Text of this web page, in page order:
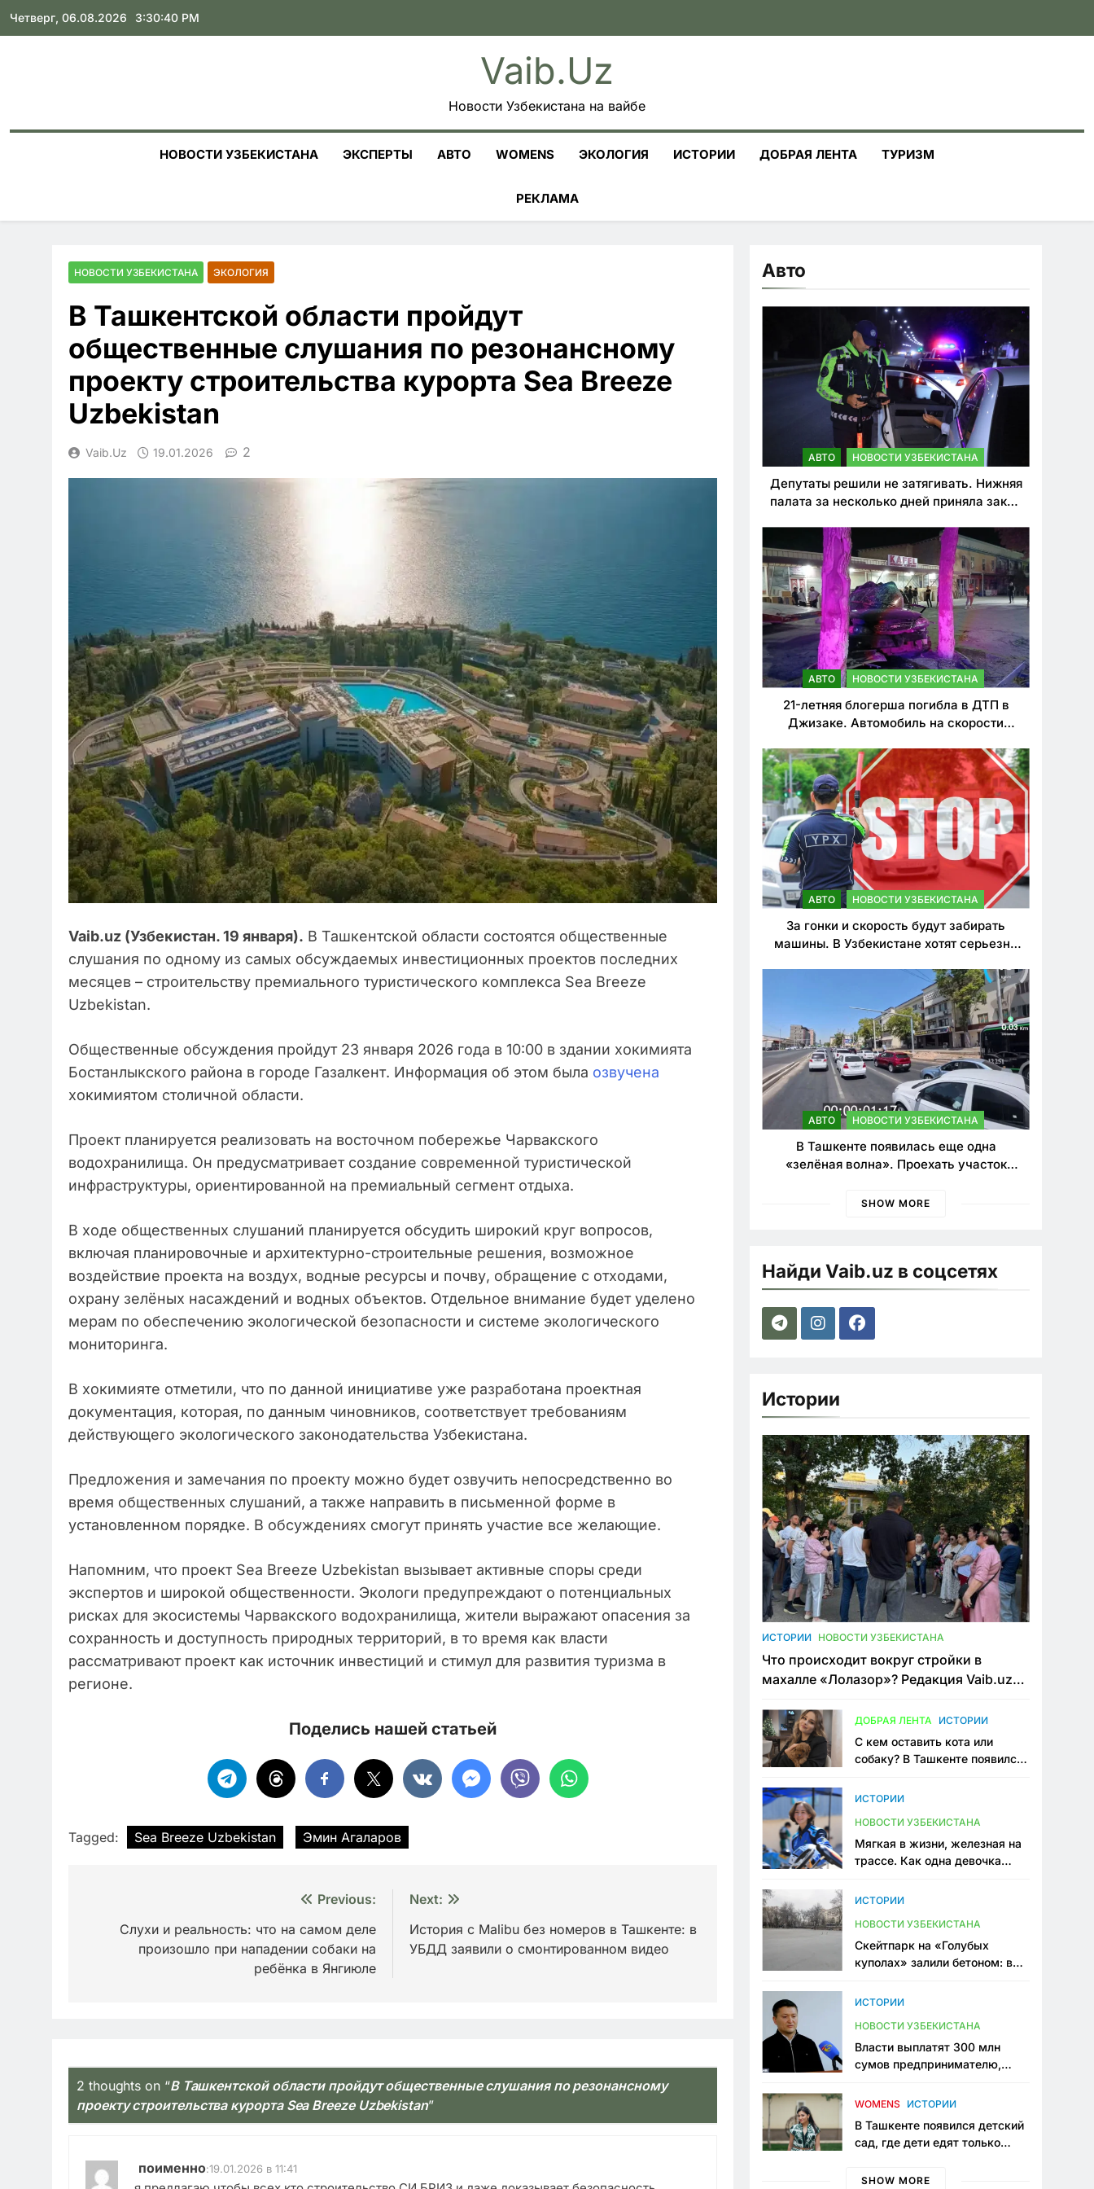
Skip
Четверг, 06.08.2026 3:30:41 PM
Vaib.uz
Новости Узбекистана на вайбе
НОВОСТИ УЗБЕКИСТАНА ЭКСПЕРТЫ АВТО WOMENS ЭКОЛОГИЯ ИСТОРИИ ДОБРАЯ ЛЕНТА ТУРИЗМ
РЕКЛАМА
НОВОСТИ УЗБЕКИСТАНА ЭКОЛОГИЯ
В Ташкентской области пройдут
общественные слушания по резонансному
проекту строительства курорта Sea Breeze
Uzbekistan
Vaib.uz 19.01.2026 2
Vaib.uz (Узбекистан. 19 января). В Ташкентской области состоятся общественные
слушания по одному из самых обсуждаемых инвестиционных проектов последних
месяцев – строительству премиального туристического комплекса Sea Breeze
Uzbekistan.
Общественные обсуждения пройдут 23 января 2026 года в 10:00 в здании хокимията
Бостанлыкского района в городе Газалкент. Информация об этом была озвучена
хокимиятом столичной области.
Проект планируется реализовать на восточном побережье Чарвакского
водохранилища. Он предусматривает создание современной туристической
инфраструктуры, ориентированной на премиальный сегмент отдыха.
В ходе общественных слушаний планируется обсудить широкий круг вопросов,
включая планировочные и архитектурно-строительные решения, возможное
воздействие проекта на воздух, водные ресурсы и почву, обращение с отходами,
охрану зелёных насаждений и водных объектов. Отдельное внимание будет уделено
мерам по обеспечению экологической безопасности и системе экологического
мониторинга.
В хокимияте отметили, что по данной инициативе уже разработана проектная
документация, которая, по данным чиновников, соответствует требованиям
действующего экологического законодательства Узбекистана.
Предложения и замечания по проекту можно будет озвучить непосредственно во
время общественных слушаний, а также направить в письменной форме в
установленном порядке. В обсуждениях смогут принять участие все желающие.
Напомним, что проект Sea Breeze Uzbekistan вызывает активные споры среди
экспертов и широкой общественности. Экологи предупреждают о потенциальных
рисках для экосистемы Чарвакского водохранилища, жители выражают опасения за
сохранность и доступность природных территорий, в то время как власти
рассматривают проект как источник инвестиций и стимул для развития туризма в
регионе.
Поделись нашей статьей
Tagged: Sea Breeze Uzbekistan Эмин Агаларов
записям
Previous:
Слухи и реальность: что на самом деле
произошло при нападении собаки на
ребёнка в Янгиюле
Next:
История с Malibu без номеров в Ташкенте: в
УБДД заявили о смонтированном видео
2 thoughts on “В Ташкентской области пройдут общественные слушания по резонансному
проекту строительства курорта Sea Breeze Uzbekistan”
поименно:19.01.2026 в 11:41
Авто
АВТО НОВОСТИ УЗБЕКИСТАНА
Депутаты решили не затягивать. Нижняя
палата за несколько дней приняла закон
нарушителей ПДД
АВТО НОВОСТИ УЗБЕКИСТАНА
21-летняя блогерша погибла в ДТП в
Джизаке. Автомобиль на скорости
АВТО НОВОСТИ УЗБЕКИСТАНА
За гонки и скорость будут забирать
машины. В Узбекистане хотят серьезно
АВТО НОВОСТИ УЗБЕКИСТАНА
В Ташкенте появилась еще одна
«зелёная волна». Проехать участок
SHOW MORE
Найди Vaib.uz в соцсетях
Истории
ИСТОРИИ НОВОСТИ УЗБЕКИСТАНА
Что происходит вокруг стройки в
махалле «Лолазор»? Редакция Vaib.uz
конфликта
ДОБРАЯ ЛЕНТА ИСТОРИИ
С кем оставить кота или
собаку? В Ташкенте появился
ИСТОРИИ
НОВОСТИ УЗБЕКИСТАНА
Мягкая в жизни, железная на
трассе. Как одна девочка
Узбекистане
ИСТОРИИ
НОВОСТИ УЗБЕКИСТАНА
Скейтпарк на «Голубых
куполах» залили бетоном: в
одно общественное
ИСТОРИИ
НОВОСТИ УЗБЕКИСТАНА
Власти выплатят 300 млн
сумов предпринимателю,
тюрьме по незаконному
WOMENS ИСТОРИИ
В Ташкенте появился детский
сад, где дети едят только
мама, которая устала просить
SHOW MORE